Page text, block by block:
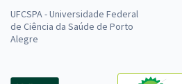
UFCSPA - Universidade Federal
de Ciência da Saúde de Porto
Alegre